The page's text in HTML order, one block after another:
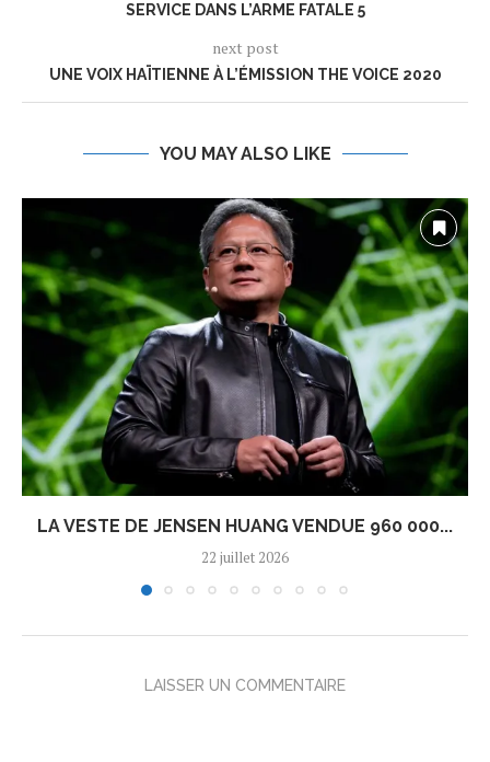
SERVICE DANS L’ARME FATALE 5
next post
UNE VOIX HAÏTIENNE À L’ÉMISSION THE VOICE 2020
YOU MAY ALSO LIKE
LA VESTE DE JENSEN HUANG VENDUE 960 000...
22 juillet 2026
LAISSER UN COMMENTAIRE